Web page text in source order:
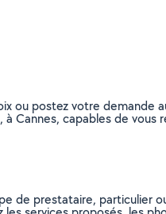
ou postez votre demande
Cannes, capables de vous
de prestataire, particulier